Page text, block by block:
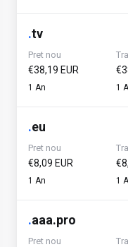
.tv
Pret nou
€38,19 EUR
1 An 1
.eu
Pret nou
€8,09 EUR
1 An 1
.aaa.pro
Pret nou